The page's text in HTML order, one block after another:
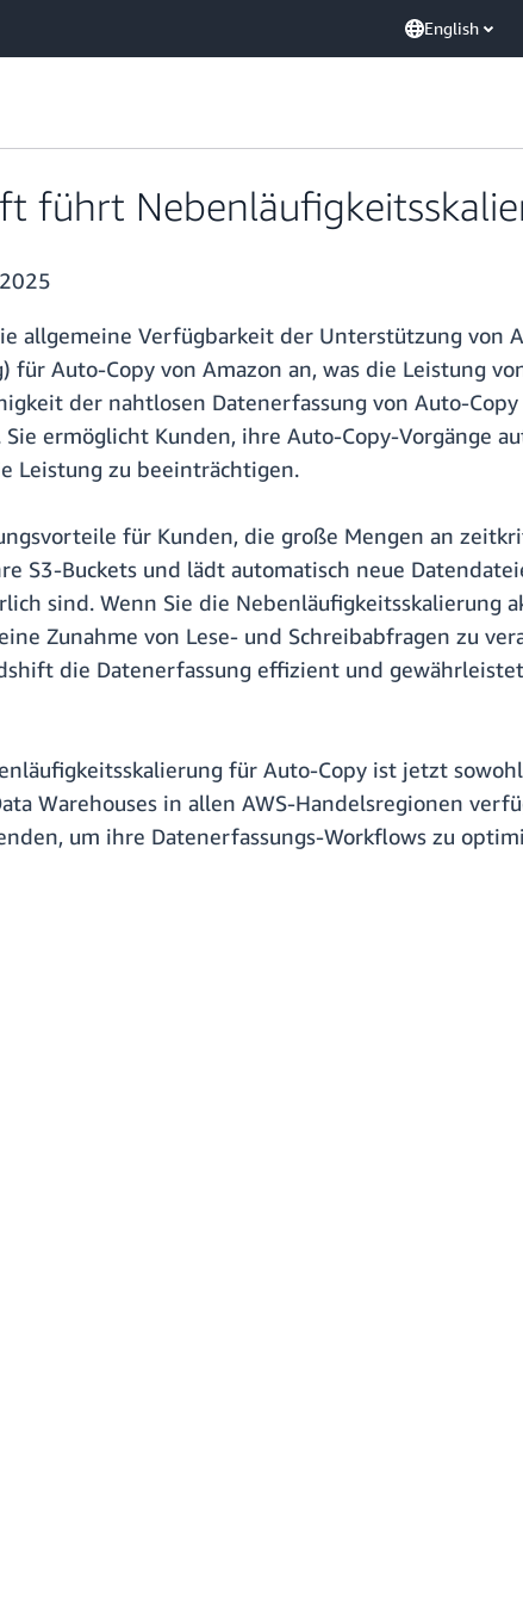
English
führt
allgemeine Verfügbarkeit der Unterstützung von
für Auto-Copy von Amazon an, was die Leistung
der nahtlosen Datenerfassung von Auto-
ermöglicht Kunden, ihre Auto-Copy-Vorgänge
Leistung zu beeinträchtigen.
für Kunden, die große Mengen an
S3-Buckets und lädt automatisch neue
sind. Wenn Sie die Nebenläufigkeitsskalierung
Zunahme von Lese- und Schreibabfragen zu
die Datenerfassung effizient und
für Auto-Copy ist jetzt
Warehouses in allen AWS-Handelsregionen
um ihre Datenerfassungs-Workflows zu